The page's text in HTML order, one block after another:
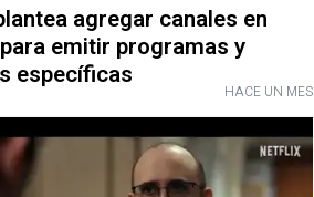
agregar canales en
emitir programas y
específicas
HACE UN MES